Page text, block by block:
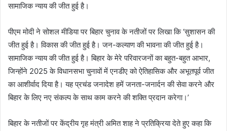
सामाजिक न्याय की जीत हुई है।
पीएम मोदी ने सोशल मीडिया पर बिहार चुनाव के नतीजों पर लिखा कि ‘सुशासन की
जीत हुई है। विकास की जीत हुई है। जन-कल्याण की भावना की जीत हुई है।
सामाजिक न्याय की जीत हुई है। बिहार के मेरे परिवारजनों का बहुत-बहुत आभार,
जिन्होंने 2025 के विधानसभा चुनावों में एनडीए को ऐतिहासिक और अभूतपूर्व जीत
का आशीर्वाद दिया है। यह प्रचंड जनादेश हमें जनता-जनार्दन की सेवा करने और
बिहार के लिए नए संकल्प के साथ काम करने की शक्ति प्रदान करेगा।’
बिहार के नतीजों पर केंद्रीय गृह मंत्री अमित शाह ने प्रतिक्रिया देते हुए कहा कि